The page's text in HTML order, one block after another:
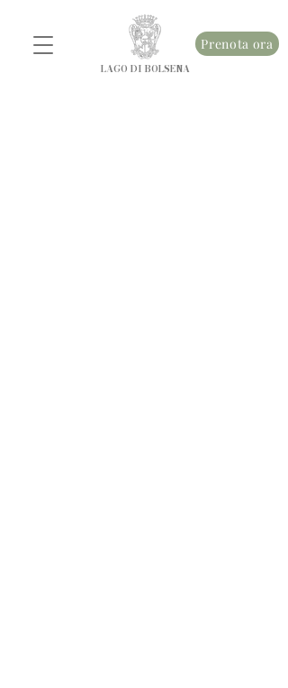
Prenota ora
LAGO DI BOLSENA